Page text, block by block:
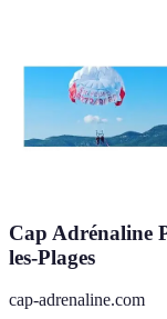
Cap Adrénaline
les-Plages
cap-adrenaline.com